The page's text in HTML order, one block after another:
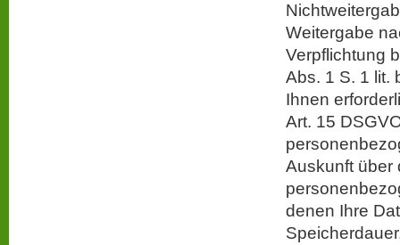
Weitergabe
Verpflichtung
Abs. 1 S. 1 lit.
Ihnen
Art. 15
Auskunft über
denen Ihre